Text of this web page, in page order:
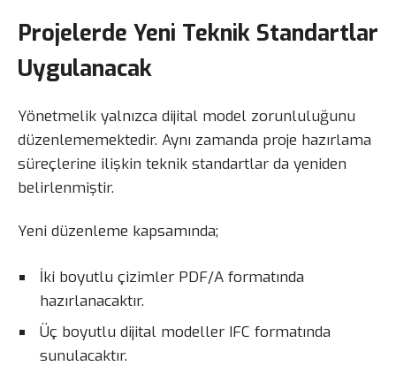
Projelerde Yeni Teknik Standartlar
Uygulanacak
Yönetmelik yalnızca dijital model zorunluluğunu
düzenlememektedir. Aynı zamanda proje hazırlama
süreçlerine ilişkin teknik standartlar da yeniden
belirlenmiştir.
Yeni düzenleme kapsamında;
İki boyutlu çizimler PDF/A formatında
hazırlanacaktır.
Üç boyutlu dijital modeller IFC formatında
sunulacaktır.